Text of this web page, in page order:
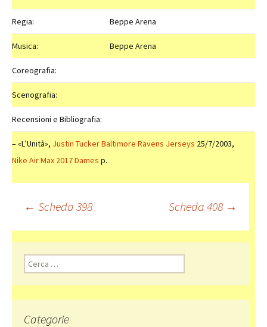
Regia: Beppe Arena
Musica: Beppe Arena
Coreografia:
Scenografia:
Recensioni e Bibliografia:
– «L’Unità», Justin Tucker Baltimore Ravens Jerseys 25/7/2003,
Nike Air Max 2017 Dames p.
Navigazione
articolo
← Scheda 398 Scheda 408 →
Ricerca
Categorie